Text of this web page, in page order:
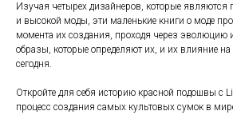
Изучая четырех дизайнеров, которые являются
и высокой моды, эти маленькие книги о моде
момента их создания, проходя через эволюцию
образы, которые определяют их, и их влияние
сегодня.
Откройте для себя историю красной подошвы с
процесс создания самых культовых сумок в